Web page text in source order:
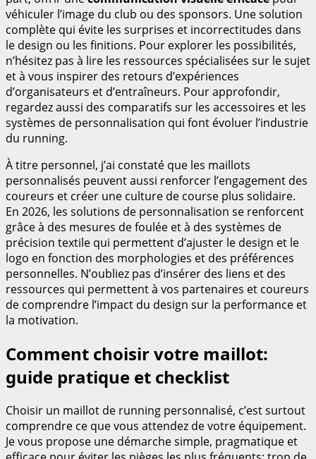
véhiculer l’image du club ou des sponsors. Une solution
complète qui évite les surprises et incorrectitudes dans
le design ou les finitions. Pour explorer les possibilités,
n’hésitez pas à lire les ressources spécialisées sur le sujet
et à vous inspirer des retours d’expériences
d’organisateurs et d’entraîneurs. Pour approfondir,
regardez aussi des comparatifs sur les accessoires et les
systèmes de personnalisation qui font évoluer l’industrie
du running.
À titre personnel, j’ai constaté que les maillots
personnalisés peuvent aussi renforcer l’engagement des
coureurs et créer une culture de course plus solidaire.
En 2026, les solutions de personnalisation se renforcent
grâce à des mesures de foulée et à des systèmes de
précision textile qui permettent d’ajuster le design et le
logo en fonction des morphologies et des préférences
personnelles. N’oubliez pas d’insérer des liens et des
ressources qui permettent à vos partenaires et coureurs
de comprendre l’impact du design sur la performance et
la motivation.
Comment choisir votre maillot:
guide pratique et checklist
Choisir un maillot de running personnalisé, c’est surtout
comprendre ce que vous attendez de votre équipement.
Je vous propose une démarche simple, pragmatique et